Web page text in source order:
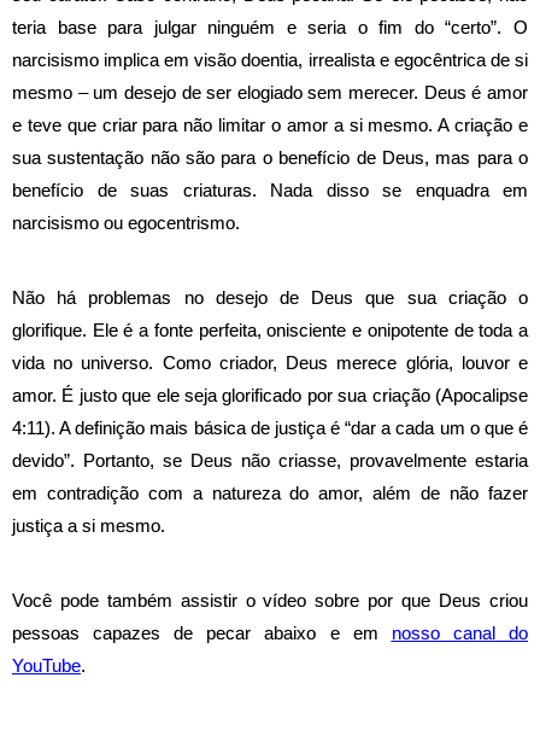
teria base para julgar ninguém e seria o fim do “certo”. O
narcisismo implica em visão doentia, irrealista e egocêntrica de si
mesmo – um desejo de ser elogiado sem merecer. Deus é amor
e teve que criar para não limitar o amor a si mesmo. A criação e
sua sustentação não são para o benefício de Deus, mas para o
benefício de suas criaturas. Nada disso se enquadra em
narcisismo ou egocentrismo.
Não há problemas no desejo de Deus que sua criação o
glorifique. Ele é a fonte perfeita, onisciente e onipotente de toda a
vida no universo. Como criador, Deus merece glória, louvor e
amor. É justo que ele seja glorificado por sua criação (Apocalipse
4:11). A definição mais básica de justiça é “dar a cada um o que é
devido”. Portanto, se Deus não criasse, provavelmente estaria
em contradição com a natureza do amor, além de não fazer
justiça a si mesmo.
Você pode também assistir o vídeo sobre por que Deus criou
pessoas capazes de pecar abaixo e em nosso canal do
YouTube.